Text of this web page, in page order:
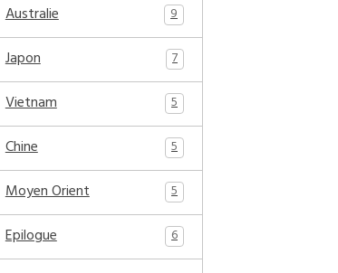
Australie 9
Japon 7
Vietnam 5
Chine 5
Moyen Orient 5
Epilogue 6